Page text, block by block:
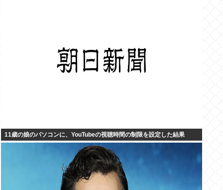
11歳の娘のパソコンに、YouTubeの視聴時間の制限を設定した結果